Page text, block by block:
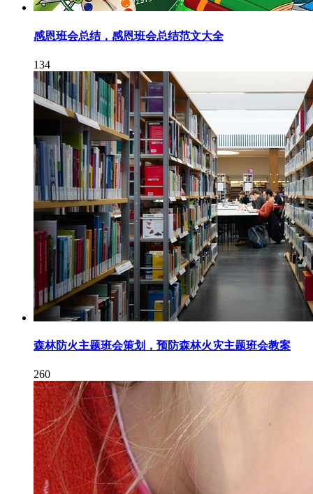
感恩班会总结，感恩班会总结范文大全
134
森林防火主题班会策划，预防森林火灾主题班会教案
260